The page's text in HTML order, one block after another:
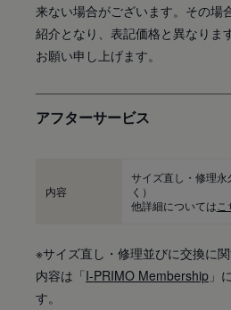
来ない場合がございます。その場
紹介となり、表記価格と異なりま
お願い申し上げます。
アフターサービス
内容
サイズ直し・修理永
く）
他詳細については こ
※サイズ直し・修理並びに交換に
内容は「I-PRIMO Membership 」
す。